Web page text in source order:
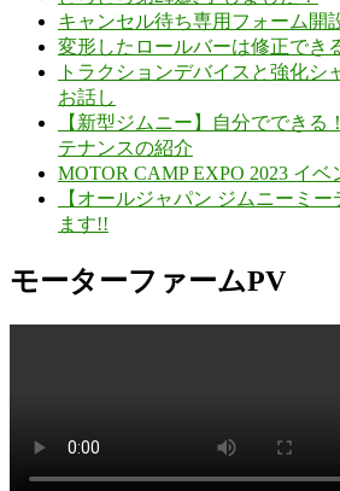
キャンセル待ち専用フォーム開
変形したロールバーは修正でき
トラクションデバイスと強化シ
お話し
【新型ジムニー】自分でできる
テナンスの紹介
MOTOR CAMP EXPO 2023 イベ
【オールジャパン ジムニーミ
ます!!
モーターファームPV